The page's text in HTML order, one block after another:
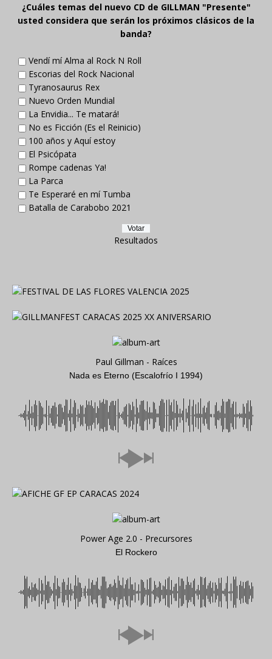
¿Cuáles temas del nuevo CD de GILLMAN "Presente"
usted considera que serán los próximos clásicos de la
banda?
Vendí mí Alma al Rock N Roll
Escorias del Rock Nacional
Tyranosaurus Rex
Nuevo Orden Mundial
La Envidia... Te matará!
No es Ficción (Es el Reinicio)
100 años y Aquí estoy
El Psicópata
Rompe cadenas Ya!
La Parca
Te Esperaré en mí Tumba
Batalla de Carabobo 2021
Resultados
Paul Gillman - Raíces
Nada es Eterno (Escalofrío I 1994)
Power Age 2.0 - Precursores
El Rockero